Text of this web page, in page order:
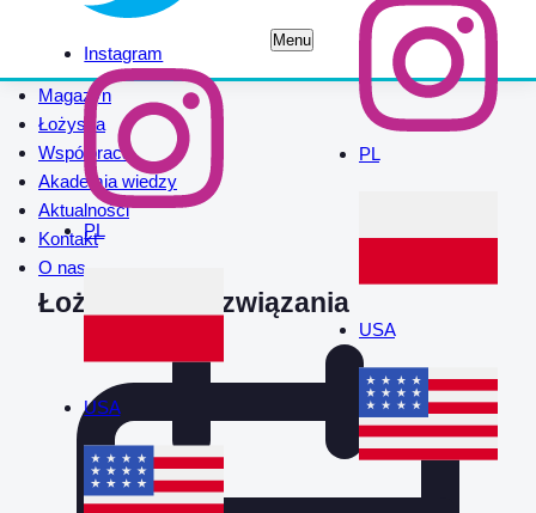
Instagram
PL
USA
Menu
PL
USA
Magazyn
Łożyska
Współpraca
Akademia wiedzy
Aktualności
Kontakt
O nas
Łożyskowe rozwiązania